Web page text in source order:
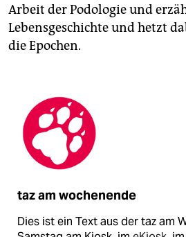
Arbeit der Podologie und
Lebensgeschichte und hetzt
die Epochen.
taz am wochenende
Dies ist ein Text aus der taz am